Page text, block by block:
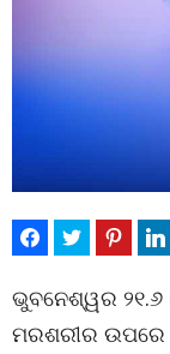
ଭୁବନେଶ୍ୱର
ମରଶରୀର ଉପରେ